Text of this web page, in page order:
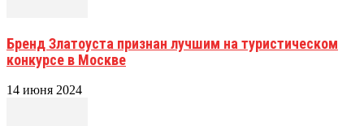
Бренд Златоуста признан лучшим на туристическом
конкурсе в Москве
14 июня 2024